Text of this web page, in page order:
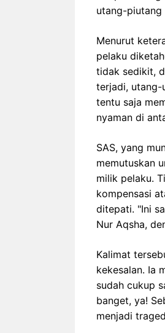
utang-piutang
Menurut
pelaku
tidak sedikit,
terjadi, utang-
tentu saja
nyaman di
SAS, yang
memutuskan
milik pelaku.
kompensasi
ditepati. "Ini
Nur Aqsha,
Kalimat
kekesalan. Ia
sudah cukup
banget, ya!
menjadi